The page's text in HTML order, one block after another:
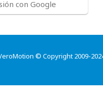
con Google
© Copyright 2009-